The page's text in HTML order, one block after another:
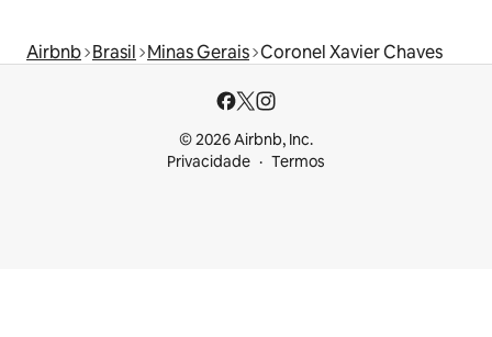
Airbnb Brasil Minas Gerais Coronel Xavier Chaves
© 2026 Airbnb, Inc.
Privacidade
Termos